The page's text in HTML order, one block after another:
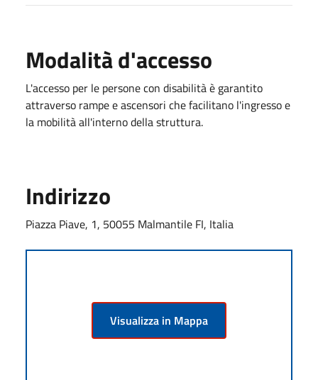
Modalità d'accesso
L'accesso per le persone con disabilità è garantito
attraverso rampe e ascensori che facilitano l'ingresso e
la mobilità all'interno della struttura.
Indirizzo
Piazza Piave, 1, 50055 Malmantile FI, Italia
Visualizza in Mappa